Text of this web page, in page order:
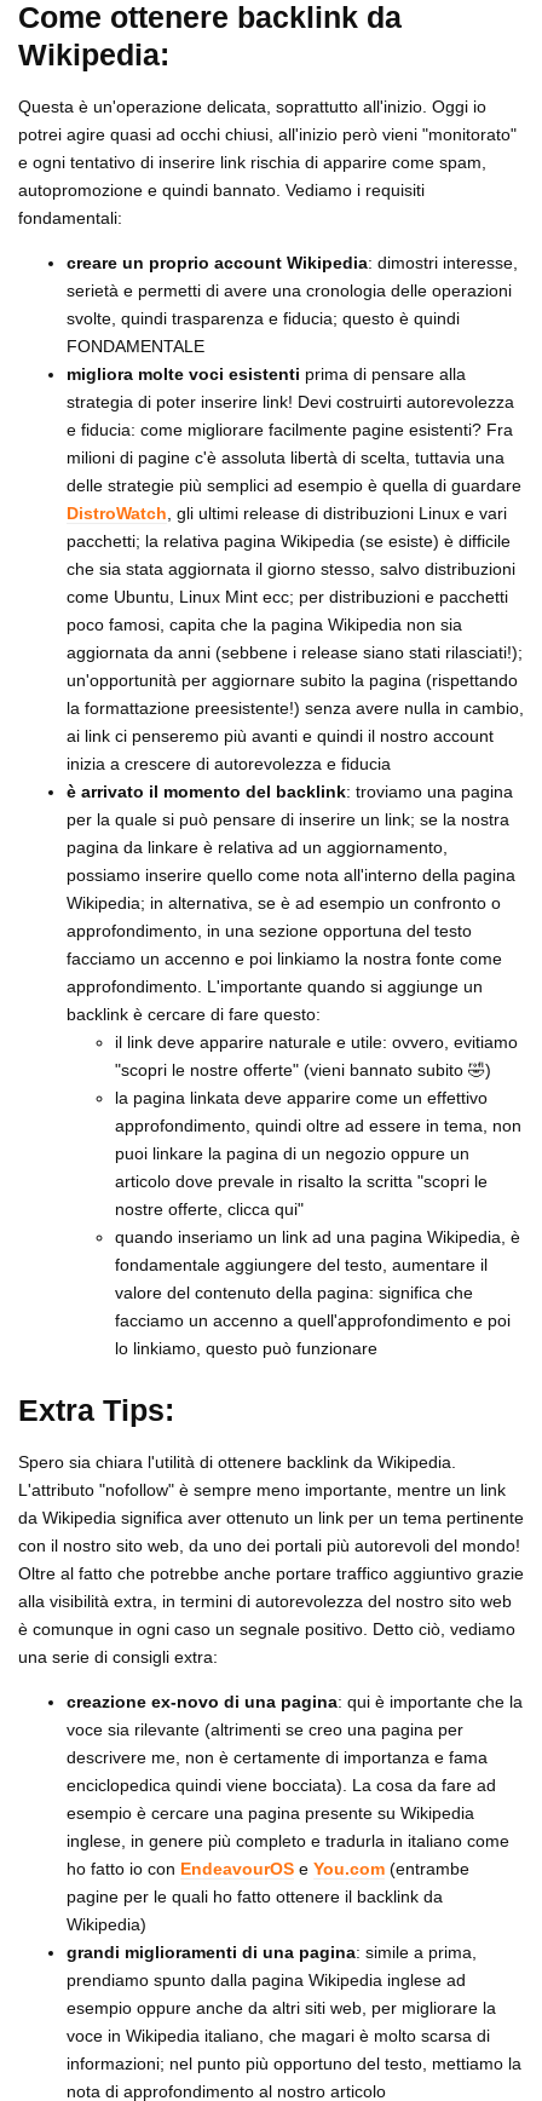
Come ottenere backlink da
Wikipedia:
Questa è un'operazione delicata, soprattutto all'inizio. Oggi io
potrei agire quasi ad occhi chiusi, all'inizio però vieni "monitorato"
e ogni tentativo di inserire link rischia di apparire come spam,
autopromozione e quindi bannato. Vediamo i requisiti
fondamentali:
creare un proprio account Wikipedia: dimostri interesse,
serietà e permetti di avere una cronologia delle operazioni
svolte, quindi trasparenza e fiducia; questo è quindi
FONDAMENTALE
migliora molte voci esistenti prima di pensare alla
strategia di poter inserire link! Devi costruirti autorevolezza
e fiducia: come migliorare facilmente pagine esistenti? Fra
milioni di pagine c'è assoluta libertà di scelta, tuttavia una
delle strategie più semplici ad esempio è quella di guardare
DistroWatch , gli ultimi release di distribuzioni Linux e vari
pacchetti; la relativa pagina Wikipedia (se esiste) è difficile
che sia stata aggiornata il giorno stesso, salvo distribuzioni
come Ubuntu, Linux Mint ecc; per distribuzioni e pacchetti
poco famosi, capita che la pagina Wikipedia non sia
aggiornata da anni (sebbene i release siano stati rilasciati!);
un'opportunità per aggiornare subito la pagina (rispettando
la formattazione preesistente!) senza avere nulla in cambio,
ai link ci penseremo più avanti e quindi il nostro account
inizia a crescere di autorevolezza e fiducia
è arrivato il momento del backlink: troviamo una pagina
per la quale si può pensare di inserire un link; se la nostra
pagina da linkare è relativa ad un aggiornamento,
possiamo inserire quello come nota all'interno della pagina
Wikipedia; in alternativa, se è ad esempio un confronto o
approfondimento, in una sezione opportuna del testo
facciamo un accenno e poi linkiamo la nostra fonte come
approfondimento. L'importante quando si aggiunge un
backlink è cercare di fare questo:
il link deve apparire naturale e utile: ovvero, evitiamo
"scopri le nostre offerte" (vieni bannato subito 🤣)
la pagina linkata deve apparire come un effettivo
approfondimento, quindi oltre ad essere in tema, non
puoi linkare la pagina di un negozio oppure un
articolo dove prevale in risalto la scritta "scopri le
nostre offerte, clicca qui"
quando inseriamo un link ad una pagina Wikipedia, è
fondamentale aggiungere del testo, aumentare il
valore del contenuto della pagina: significa che
facciamo un accenno a quell'approfondimento e poi
lo linkiamo, questo può funzionare
Extra Tips:
Spero sia chiara l'utilità di ottenere backlink da Wikipedia.
L'attributo "nofollow" è sempre meno importante, mentre un link
da Wikipedia significa aver ottenuto un link per un tema pertinente
con il nostro sito web, da uno dei portali più autorevoli del mondo!
Oltre al fatto che potrebbe anche portare traffico aggiuntivo grazie
alla visibilità extra, in termini di autorevolezza del nostro sito web
è comunque in ogni caso un segnale positivo. Detto ciò, vediamo
una serie di consigli extra:
creazione ex-novo di una pagina: qui è importante che la
voce sia rilevante (altrimenti se creo una pagina per
descrivere me, non è certamente di importanza e fama
enciclopedica quindi viene bocciata). La cosa da fare ad
esempio è cercare una pagina presente su Wikipedia
inglese, in genere più completo e tradurla in italiano come
ho fatto io con EndeavourOS e You.com (entrambe
pagine per le quali ho fatto ottenere il backlink da
Wikipedia)
grandi miglioramenti di una pagina: simile a prima,
prendiamo spunto dalla pagina Wikipedia inglese ad
esempio oppure anche da altri siti web, per migliorare la
voce in Wikipedia italiano, che magari è molto scarsa di
informazioni; nel punto più opportuno del testo, mettiamo la
nota di approfondimento al nostro articolo